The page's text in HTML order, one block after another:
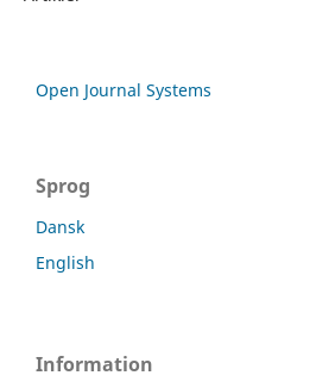
Open Journal Systems
Sprog
Dansk
English
Information